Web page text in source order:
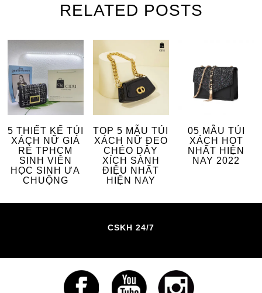
RELATED POSTS
5 THIẾT KẾ TÚI
XÁCH NỮ GIÁ
RẺ TPHCM
SINH VIÊN
HỌC SINH ƯA
CHUỘNG
TOP 5 MẪU TÚI
XÁCH NỮ ĐEO
CHÉO DÂY
XÍCH SÀNH
ĐIỆU NHẤT
HIỆN NAY
05 MẪU TÚI
XÁCH HOT
NHẤT HIỆN
NAY 2022
CSKH 24/7